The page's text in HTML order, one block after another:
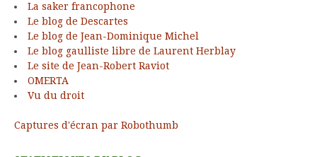
La saker francophone
Le blog de Descartes
Le blog de Jean-Dominique Michel
Le blog gaulliste libre de Laurent Herblay
Le site de Jean-Robert Raviot
OMERTA
Vu du droit
Captures d'écran par Robothumb